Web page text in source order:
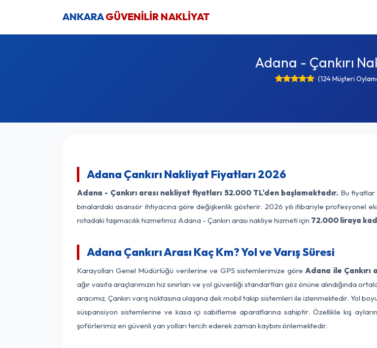
ANKARAGÜVENİLİR NAKLİYAT
Adana - Çankırı
(124 Müşteri
Adana Çankırı Nakliyat Fiyatları 2026
Adana - Çankırı arası nakliyat fiyatları 52.000 TL'den başlamaktadır. Bu fiyatlar
binalardaki asansör ihtiyacına göre değişkenlik gösterir. 2026 yılı itibariyle profesyonel
rotadaki taşımacılık hizmetimiz Adana - Çankırı arası nakliye hizmeti için 72.000 liraya
Adana Çankırı Arası Kaç Km? Yol ve Varış Süresi
Karayolları Genel Müdürlüğü verilerine ve GPS sistemlerimize göreAdana ile Çankırı
ağır vasıta araçlarımızın hız sınırları ve yol güvenliği standartları göz önüne alındığında
aracımız, Çankırı varış noktasına ulaşana dek mobil takip sistemleri ile izlenmektedir. Yol
süspansiyon sistemlerine ve kasa içi sabitleme aparatlarına sahiptir. Özellikle kış
şoförlerimiz en güvenli yan yolları tercih ederek zaman kaybını önlemektedir.